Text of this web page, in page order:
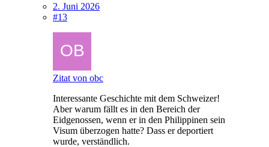
2. Juni 2026
#13
Zitat von obc
Interessante Geschichte mit dem Schweizer!
Aber warum fällt es in den Bereich der
Eidgenossen, wenn er in den Philippinen sein
Visum überzogen hatte? Dass er deportiert
wurde, verständlich.